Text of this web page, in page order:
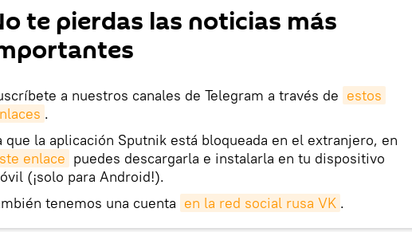
te pierdas las noticias más
a nuestros canales de Telegram a través de estos
.
que la aplicación Sputnik está bloqueada en el extranjero, en
enlace puedes descargarla e instalarla en tu dispositivo
(¡solo para Android!).
tenemos una cuenta en la red social rusa VK .